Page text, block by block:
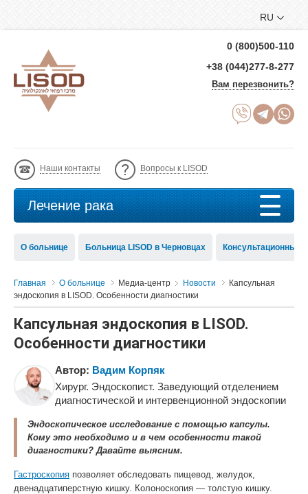
RU
0 (800)500-110
+38 (044)277-8-277
Вам перезвонить?
Наши контакты Вопросы к LISOD
Лечение рака
О больнице Больница LISOD в Черновцах Консультационный
Главная О больнице Медиа-центр Новости
Капсульная
эндоскопия в LISOD. Особенности диагностики
Капсульная эндоскопия в LISOD.
Особенности диагностики
Автор: Вадим Корпяк
Хирург. Эндоскопист. Заведующий отделением
диагностической и интервенционной эндоскопии
Эндоскопическое исследование с помощью капсулы.
Кому это необходимо и в чем особенности такой
диагностики? Давайте выясним.
Гастроскопия позволяет обследовать пищевод, желудок,
двенадцатиперстную кишку. Колоноскопия — толстую кишку.